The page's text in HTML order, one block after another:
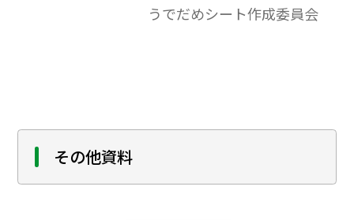
A4判となっております。B4（122%）に拡大
うでだめシート作成委員会
その他資料